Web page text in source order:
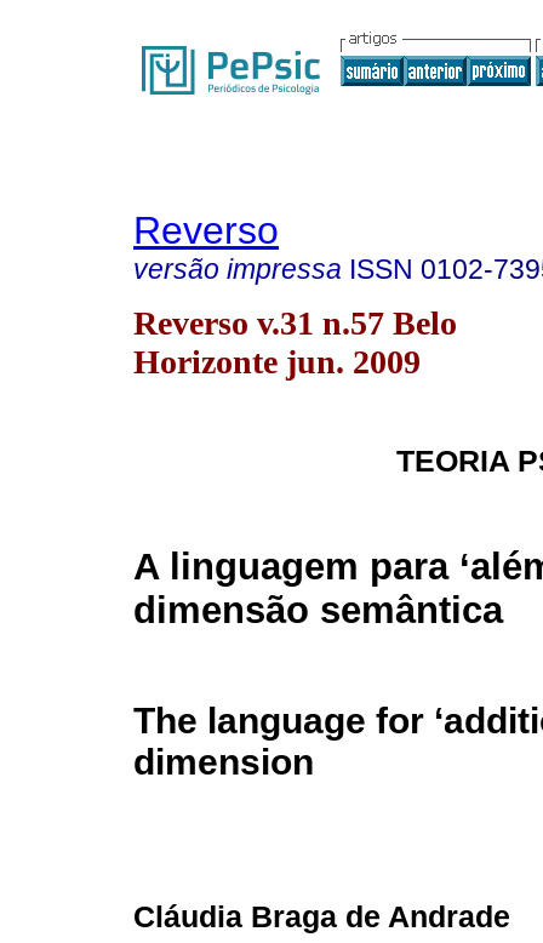
Reverso
versão impressa ISSN 0102-
Reverso v.31 n.57 Belo
Horizonte jun. 2009
TEORIA
A linguagem para
dimensão semântica
The language for
dimension
Cláudia Braga de Andrade